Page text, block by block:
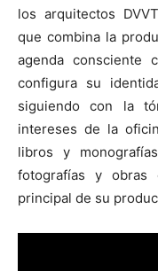
los arquitectos
que combina la
agenda consciente
configura su
siguiendo con la
intereses de la
libros y
fotografías y obras
principal de su